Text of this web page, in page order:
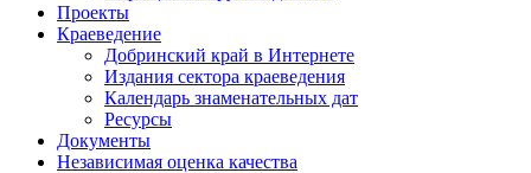
Проекты
Краеведение
Добринский край в Интернете
Издания сектора краеведения
Календарь знаменательных дат
Ресурсы
Документы
Независимая оценка качества